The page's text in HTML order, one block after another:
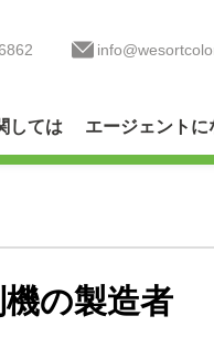
しては エージェントに
の製造者